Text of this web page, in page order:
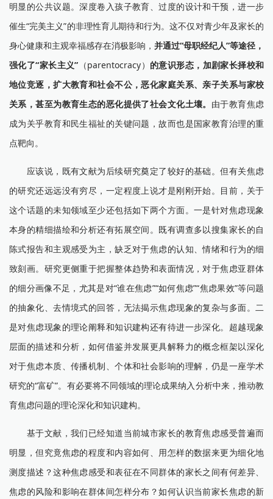
明显的公共议题。深度卷入孩子教育、过度的设计和干预，进一步
催生“完美主义”的非理性育儿期待和行为。这不仅对青少年及家长的
身心健康和主观幸福感存在消极影响， 并通过“母职经纪人”等途径，
强化了“家长主义” （parentocracy） 的意识形态，加剧家长择校和
地位竞逐，扩大教育和社会不公，恶化家庭关系、亲子关系与家校
关系，甚至为教育生态的恶化提供了社会文化土壤。 由于教育焦虑
成为关乎教育和民生福祉的关键问题，故而也是国家教育治理的重
点靶向。
应该说，既有文献为后续研究奠定了较好的基础。但有关焦虑
的研究还远远没有穷尽，一定程度上说才是刚刚开始。目前，关于
这个话题的未知领域至少还包括如下两个方面。一是针对焦虑现象
本身的精细描绘和分析还有拓展空间。既有调查多以搜集家长的自
陈式报告和主观感受为主，缺乏对于焦虑的认知、情绪和行为的细
致刻画。研究更侧重于把握整体趋势和表面情况，对于焦虑亚群体
的细分画像不足，尤其是对“谁在焦虑”“如何焦虑”“焦虑果效”等问题
的抽象化、去情境式的回答，无法揭示焦虑现象的复杂与多面。二
是对焦虑现象的理论阐释和知识建构还有待进一步深化。超越现象
层面的描述和分析，如何借鉴并发展更具解释力的概念框架以深化
对于焦虑本质、传播机制、个体和社会影响的理解，仍是一座学术
研究的“富矿”。有必要将不同领域的理论成果纳入分析中来，推动教
育焦虑问题的理论深化和知识建构。
基于文献，我们已经知道当前城市家长的教育焦虑感受普遍而
明显，但究竟焦虑的程度和内容如何、用怎样的数据来更为细化地
测度描述？这种焦虑感受和表征在不同群体的家长之间有何差异、
焦虑的风险和影响在群体间怎样分布？如何认识当前家长焦虑的新